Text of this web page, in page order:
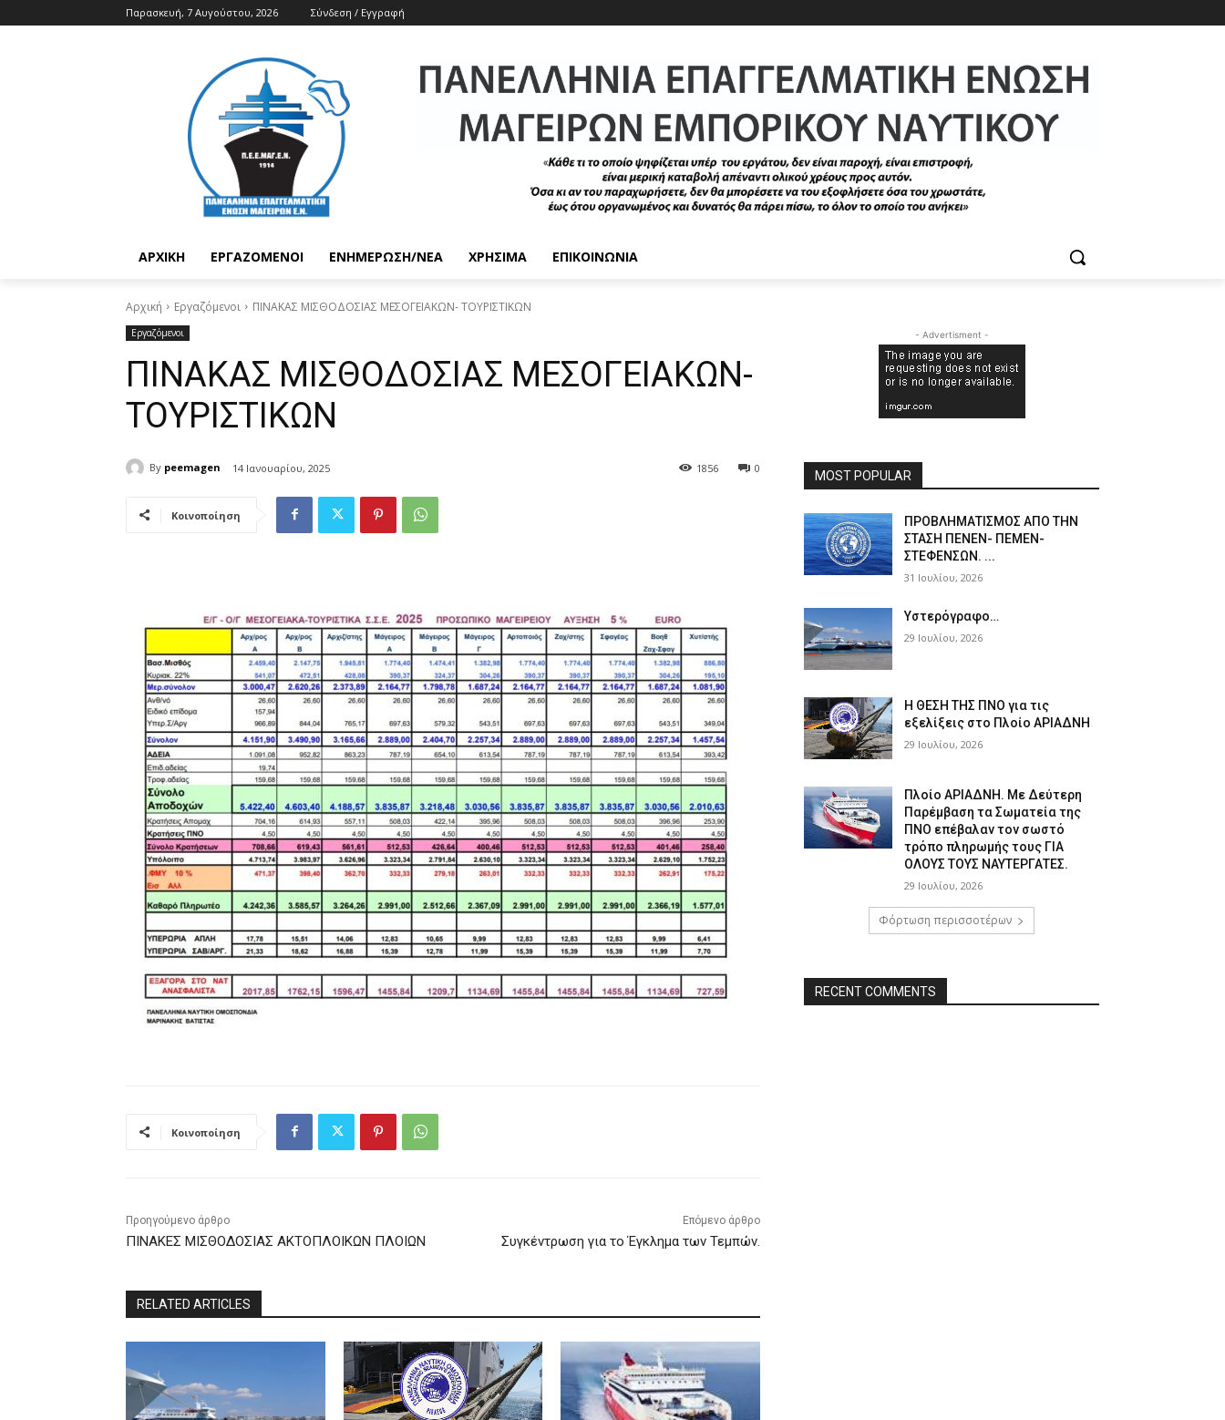
Παρασκευή, 7 Αυγούστου, 2026 Σύνδεση / Εγγραφή
ΑΡΧΙΚΉ ΕΡΓΑΖΌΜΕΝΟΙ ΕΝΗΜΈΡΩΣΗ/ΝΈΑ ΧΡΉΣΙΜΑ ΕΠΙΚΟΙΝΩΝΊΑ
Αρχική Εργαζόμενοι ΠΙΝΑΚΑΣ ΜΙΣΘΟΔΟΣΙΑΣ ΜΕΣΟΓΕΙΑΚΩΝ- ΤΟΥΡΙΣΤΙΚΩΝ
Εργαζόμενοι
ΠΙΝΑΚΑΣ ΜΙΣΘΟΔΟΣΙΑΣ ΜΕΣΟΓΕΙΑΚΩΝ-
ΤΟΥΡΙΣΤΙΚΩΝ
By peemagen 14 Ιανουαρίου, 2025 0
1856
Κοινοποίηση
Κοινοποίηση
Προηγούμενο άρθρο
ΠΙΝΑΚΕΣ ΜΙΣΘΟΔΟΣΙΑΣ ΑΚΤΟΠΛΟΙΚΩΝ ΠΛΟΙΩΝ
Επόμενο άρθρο
Συγκέντρωση για το Έγκλημα των Τεμπών.
RELATED ARTICLES
- Advertisment -
MOST POPULAR
ΠPOΒΛΗΜΑΤΙΣΜΟΣ ΑΠΟ ΤΗΝ
ΣΤΑΣΗ ΠΕΝΕΝ- ΠΕΜΕΝ-
ΣΤΕΦΕΝΣΩΝ. ...
31 Ιουλίου, 2026
Υστερόγραφο…
29 Ιουλίου, 2026
Η ΘΕΣΗ ΤΗΣ ΠΝΟ για τις
εξελίξεις στο Πλοίο ΑΡΙΑΔΝΗ
29 Ιουλίου, 2026
Πλοίο ΑΡΙΑΔΝΗ. Με Δεύτερη
Παρέμβαση τα Σωματεία της
ΠΝΟ επέβαλαν τον σωστό
τρόπο πληρωμής τους ΓΙΑ
ΟΛΟΥΣ ΤΟΥΣ ΝΑΥΤΕΡΓΑΤΕΣ.
29 Ιουλίου, 2026
Φόρτωση περισσοτέρων
RECENT COMMENTS